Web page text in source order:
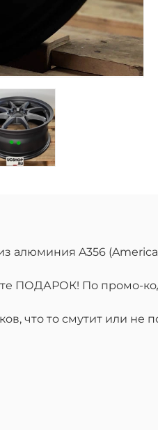
алюминия A356
ПОДАРОК! По промо-
что то смутит или не